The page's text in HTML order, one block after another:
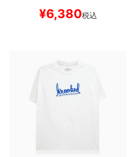
¥6,380税込